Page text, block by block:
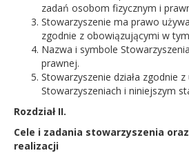
zadań osobom fizycznym i
Stowarzyszenie ma prawo
zgodnie z obowiązującymi w
Nazwa i symbole
prawnej.
Stowarzyszenie działa zgodnie
Stowarzyszeniach i niniejszym
Rozdział II.
Cele i zadania stowarzyszenia
realizacji